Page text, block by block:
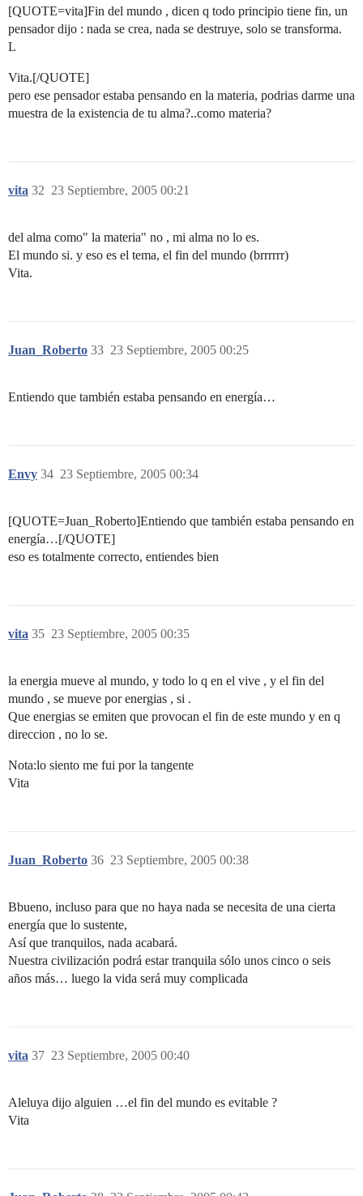
[QUOTE=vita]Fin del mundo , dicen q todo principio tiene fin, un
pensador dijo : nada se crea, nada se destruye, solo se transforma.
L
Vita.[/QUOTE]
pero ese pensador estaba pensando en la materia, podrias darme una
muestra de la existencia de tu alma?..como materia?
vita 23 Septiembre, 2005 00:21
32
del alma como" la materia" no , mi alma no lo es.
El mundo si. y eso es el tema, el fin del mundo (brrrrrr)
Vita.
Juan_Roberto 23 Septiembre, 2005 00:25
33
Entiendo que también estaba pensando en energía…
Envy 23 Septiembre, 2005 00:34
34
[QUOTE=Juan_Roberto]Entiendo que también estaba pensando en
energía…[/QUOTE]
eso es totalmente correcto, entiendes bien
vita 23 Septiembre, 2005 00:35
35
la energia mueve al mundo, y todo lo q en el vive , y el fin del
mundo , se mueve por energias , si .
Que energias se emiten que provocan el fin de este mundo y en q
direccion , no lo se.
Nota:lo siento me fui por la tangente
Vita
Juan_Roberto 23 Septiembre, 2005 00:38
36
Bbueno, incluso para que no haya nada se necesita de una cierta
energía que lo sustente,
Así que tranquilos, nada acabará.
Nuestra civilización podrá estar tranquila sólo unos cinco o seis
años más… luego la vida será muy complicada
vita 23 Septiembre, 2005 00:40
37
Aleluya dijo alguien …el fin del mundo es evitable ?
Vita